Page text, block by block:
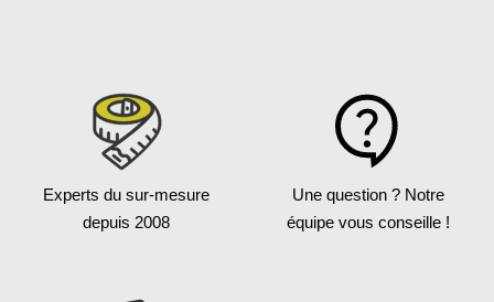
Experts du sur-mesure
depuis 2008
Une question ? Notre
équipe vous conseille !